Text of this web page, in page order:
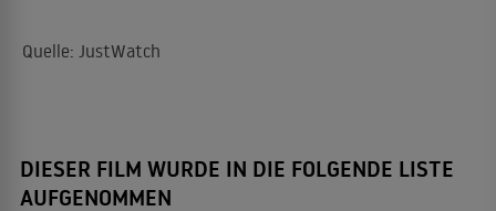
Quelle: JustWatch
DIESER FILM WURDE IN DIE FOLGENDE LISTE
AUFGENOMMEN